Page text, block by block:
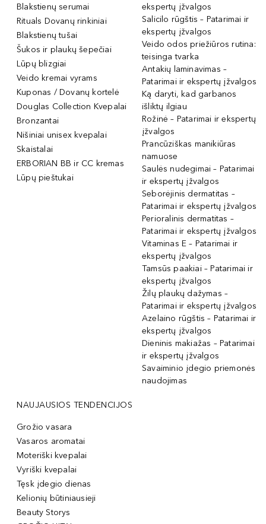
Blakstienų serumai
Rituals Dovanų rinkiniai
Blakstienų tušai
Šukos ir plaukų šepečiai
Lūpų blizgiai
Veido kremai vyrams
Kuponas / Dovanų kortelė
Douglas Collection Kvepalai
Bronzantai
Nišiniai unisex kvepalai
Skaistalai
ERBORIAN BB ir CC kremas
Lūpų pieštukai
ekspertų įžvalgos
Salicilo rūgštis – Patarimai ir
ekspertų įžvalgos
Veido odos priežiūros rutina:
teisinga tvarka
Antakių laminavimas –
Patarimai ir ekspertų įžvalgos
Ką daryti, kad garbanos
išliktų ilgiau
Rožinė – Patarimai ir ekspertų
įžvalgos
Prancūziškas manikiūras
namuose
Saulės nudegimai – Patarimai
ir ekspertų įžvalgos
Seborėjinis dermatitas –
Patarimai ir ekspertų įžvalgos
Perioralinis dermatitas –
Patarimai ir ekspertų įžvalgos
Vitaminas E – Patarimai ir
ekspertų įžvalgos
Tamsūs paakiai – Patarimai ir
ekspertų įžvalgos
Žilų plaukų dažymas –
Patarimai ir ekspertų įžvalgos
Azelaino rūgštis – Patarimai ir
ekspertų įžvalgos
Dieninis makiažas – Patarimai
ir ekspertų įžvalgos
Savaiminio įdegio priemonės
naudojimas
NAUJAUSIOS TENDENCIJOS
Grožio vasara
Vasaros aromatai
Moteriški kvepalai
Vyriški kvepalai
Tęsk įdegio dienas
Kelionių būtiniausieji
Beauty Storys